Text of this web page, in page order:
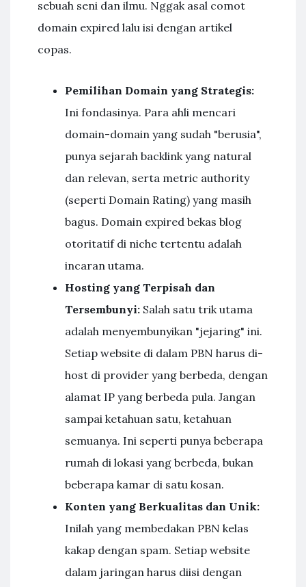
sebuah seni dan ilmu. Nggak asal comot
domain expired lalu isi dengan artikel
copas.
Pemilihan Domain yang Strategis:
Ini fondasinya. Para ahli mencari
domain-domain yang sudah "berusia",
punya sejarah backlink yang natural
dan relevan, serta metric authority
(seperti Domain Rating) yang masih
bagus. Domain expired bekas blog
otoritatif di niche tertentu adalah
incaran utama.
Hosting yang Terpisah dan
Tersembunyi: Salah satu trik utama
adalah menyembunyikan "jejaring" ini.
Setiap website di dalam PBN harus di-
host di provider yang berbeda, dengan
alamat IP yang berbeda pula. Jangan
sampai ketahuan satu, ketahuan
semuanya. Ini seperti punya beberapa
rumah di lokasi yang berbeda, bukan
beberapa kamar di satu kosan.
Konten yang Berkualitas dan Unik:
Inilah yang membedakan PBN kelas
kakap dengan spam. Setiap website
dalam jaringan harus diisi dengan